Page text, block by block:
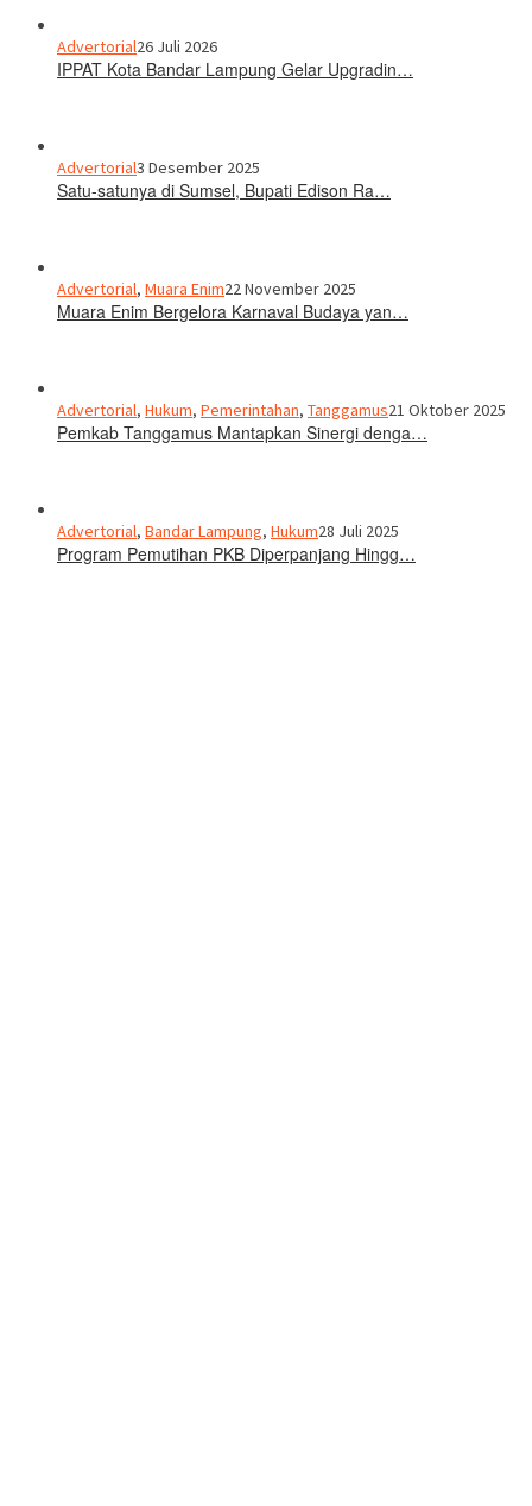
Advertorial26 Juli 2026
IPPAT Kota Bandar Lampung Gelar Upgradin…
Advertorial3 Desember 2025
Satu-satunya di Sumsel, Bupati Edison Ra…
Advertorial, Muara Enim22 November 2025
Muara Enim Bergelora Karnaval Budaya yan…
Advertorial, Hukum, Pemerintahan, Tanggamus21 Oktober 2025
Pemkab Tanggamus Mantapkan Sinergi denga…
Advertorial, Bandar Lampung, Hukum28 Juli 2025
Program Pemutihan PKB Diperpanjang Hingg…